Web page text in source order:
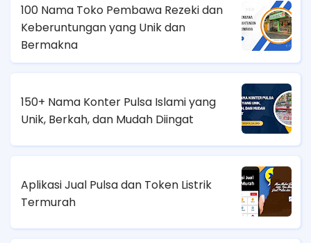
100 Nama Toko Pembawa Rezeki dan
Keberuntungan yang Unik dan
Bermakna
150+ Nama Konter Pulsa Islami yang
Unik, Berkah, dan Mudah Diingat
Aplikasi Jual Pulsa dan Token Listrik
Termurah